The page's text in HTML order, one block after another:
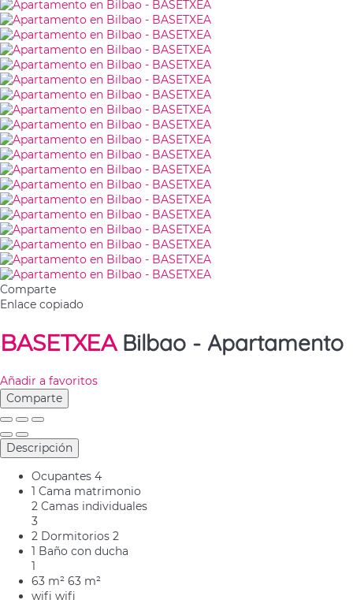
Comparte
Enlace copiado
BASETXEA Bilbao - Apartamento
Añadir a favoritos
Comparte
Descripción
Ocupantes 4
1 Cama matrimonio
2 Camas individuales
3
2 Dormitorios 2
1 Baño con ducha
1
63 m² 63 m²
wifi wifi